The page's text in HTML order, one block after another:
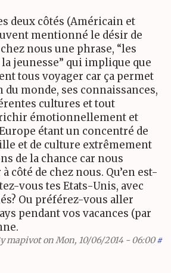
deux côtés (Américain et
mentionné le désir de
nous une phrase, “les
jeunesse” qui implique que
tous voyager car ça permet
du monde, ses connaissances,
cultures et tout
émotionnellement et
urope étant un concentré de
et de culture extrêmement
de la chance car nous
côté de chez nous. Qu’en est-
vous tes Etats-Unis, avec
Ou préférez-vous aller
pendant vos vacances (par
mapivoton Mon, 10/06/2014 - 06:00 #